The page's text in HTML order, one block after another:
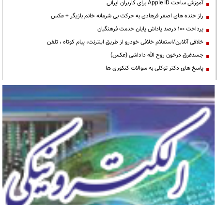
آموزش ساخت Apple ID برای کاربران ایرانی
راز خنده های اصغر فرهادی به حرکت بی شرمانه خانم بازیگر + عکس
پرداخت ۱۰۰ درصد پاداش پایان خدمت فرهنگیان
خلافی آنلاین/استعلام خلافی خودرو از طریق اینترنت، پیام کوتاه ، تلفن
جسدغرق درخون روح الله داداشی (عکس)
پاسخ های دکتر توکلی به سوالات کنکوری ها